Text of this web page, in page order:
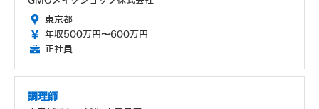
東京都
年収500万円～600万円
正社員
調理師